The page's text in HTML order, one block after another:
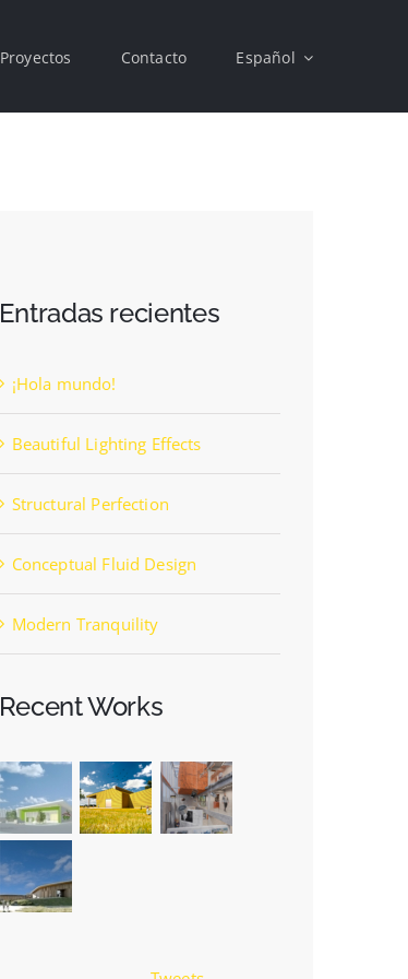
Proyectos Contacto Español
Entradas recientes
¡Hola mundo!
Beautiful Lighting Effects
Structural Perfection
Conceptual Fluid Design
Modern Tranquility
Recent Works